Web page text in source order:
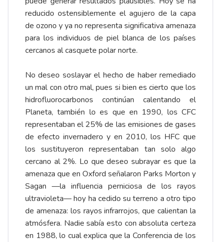
reducido ostensiblemente el agujero de la capa
de ozono y ya no representa significativa amenaza
para los individuos de piel blanca de los países
cercanos al casquete polar norte.
No deseo soslayar el hecho de haber remediado
un mal con otro mal, pues si bien es cierto que los
hidrofluorocarbonos continúan calentando el
Planeta, también lo es que en 1990, los CFC
representaban el 25% de las emisiones de gases
de efecto invernadero y en 2010, los HFC que
los sustituyeron representaban tan solo algo
cercano al 2%. Lo que deseo subrayar es que la
amenaza que en Oxford señalaron Parks Morton y
Sagan —la influencia perniciosa de los rayos
ultravioleta— hoy ha cedido su terreno a otro tipo
de amenaza: los rayos infrarrojos, que calientan la
atmósfera. Nadie sabía esto con absoluta certeza
en 1988, lo cual explica que la Conferencia de los